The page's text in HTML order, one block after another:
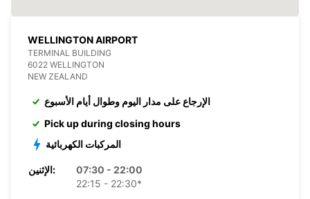
WELLINGTON AIRPORT
TERMINAL BUILDING
6022 WELLINGTON
NEW ZEALAND
الإرجاع على مدار اليوم وطوال أيام الأسبوع
Pick up during closing hours
المركبات الكهربائية
الإثنين:
07:30 - 22:00
22:15 - 22:30*